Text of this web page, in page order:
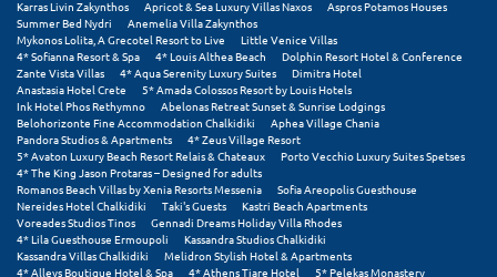
Σκιάθος
Σκόπελος
Σκύρος
Σούνιο
Σπάρτη
Σπέτσες
Karras Livin Zakynthos
Apricot & Sea Luxury Villas Naxos
Aspros Potamos Houses
Summer Bed Nydri
Anemelia Villa Zakynthos
Mykonos Lolita, A Grecotel Resort to Live
Little Venice Villas
4* Sofianna Resort & Spa
4* Louis Althea Beach
Dolphin Resort Hotel & Conference
Zante Vista Villas
4* Aqua Serenity Luxury Suites
Dimitra Hotel
Anastasia Hotel Crete
5* Amada Colossos Resort by Louis Hotels
Ink Hotel Phos Rethymno
Abelonas Retreat Sunset & Sunrise Lodgings
Belohorizonte Fine Accommodation Chalkidiki
Aphea Village Chania
Pandora Studios & Apartments
4* Zeus Village Resort
5* Avaton Luxury Beach Resort Relais & Chateaux
Porto Vecchio Luxury Suites Spetses
4* The King Jason Protaras – Designed for adults
Romanos Beach Villas by Xenia Resorts Messenia
Sofia Areopolis Guesthouse
Nereides Hotel Chalkidiki
Taki's Guests
Kastri Beach Apartments
Voreades Studios Tinos
Gennadi Dreams Holiday Villa Rhodes
4* Lila Guesthouse Ermoupoli
Kassandra Studios Chalkidiki
Kassandra Villas Chalkidiki
Melidron Stylish Hotel & Apartments
4* Alleys Boutique Hotel & Spa
4* Athens Tiare Hotel 5* Pelekas Monastery